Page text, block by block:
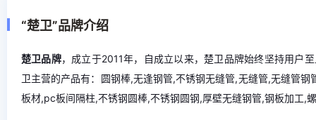
“楚卫”品牌介绍
楚卫品牌，成立于2011年，自成立以来，楚卫品牌始终坚持用户
卫主营的产品有：圆钢棒,无逢钢管,不锈钢无缝管,无缝管,无缝管
板材,pc板间隔柱,不锈钢圆棒,不锈钢圆钢,厚壁无缝钢管,钢板加工,